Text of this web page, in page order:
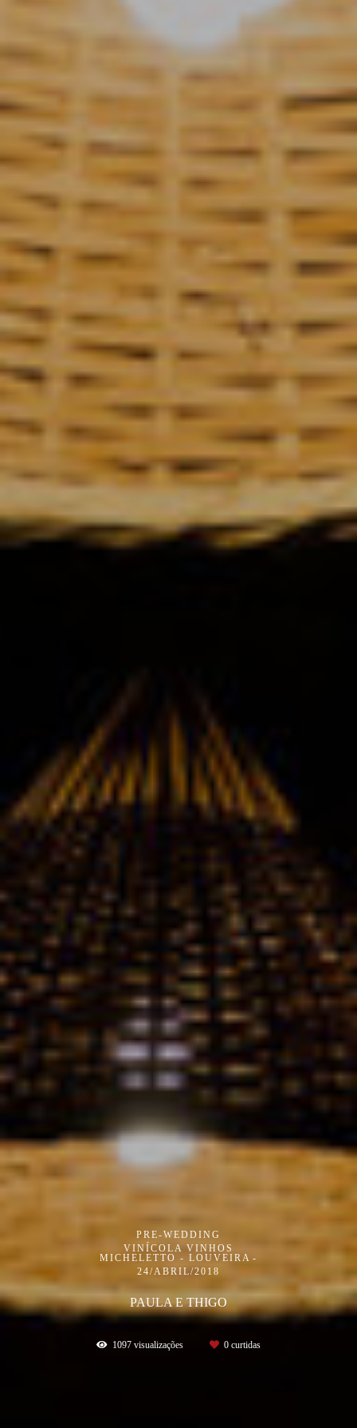
PRE-WEDDING
VINÍCOLA VINHOS
MICHELETTO - LOUVEIRA
24/ABRIL/2018
PAULA E THIGO
1097 visualizações 0 curtidas